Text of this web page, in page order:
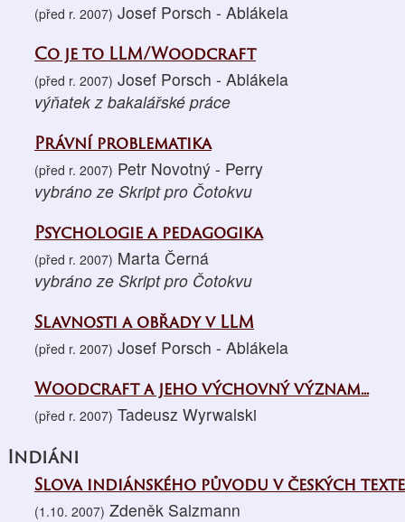
(před r. 2007) Josef Porsch - Ablákela
Co je to LLM/Woodcraft
(před r. 2007) Josef Porsch - Ablákela
výňatek z bakalářské práce
Právní problematika
(před r. 2007) Petr Novotný - Perry
vybráno ze Skript pro Čotokvu
Psychologie a pedagogika
(před r. 2007) Marta Černá
vybráno ze Skript pro Čotokvu
Slavnosti a obřady v LLM
(před r. 2007) Josef Porsch - Ablákela
Woodcraft a jeho výchovný význam...
(před r. 2007) Tadeusz Wyrwalski
Indiáni
Slova indiánského původu v českých
(1.10. 2007) Zdeněk Salzmann